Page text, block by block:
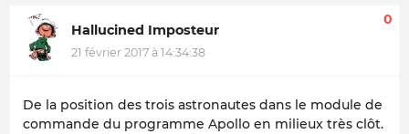
Hallucined Imposteur
21 février 2017 à 14:34:38
0
De la position des trois astronautes dans le module de
commande du programme Apollo en milieux très clôt.